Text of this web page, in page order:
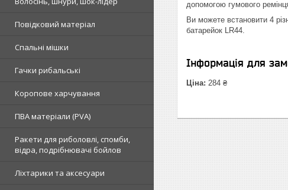
Повідковий матеріал
Спальні мішки
Гачки рибальські
Коропове харчування
ПВА матеріали (PVA)
Ракети для риболовлі, спомби,
відра, подрібнювачі бойлов
Ліхтарики та аксесуари
допомогою гумового
Ви можете встановити 4
батарейок LR44.
Інформація для
Ціна: 284 ₴